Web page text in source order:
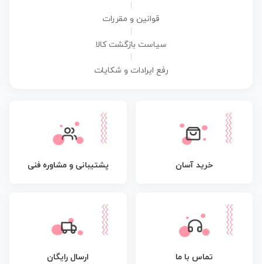
قوانین و مقررات
سیاست بازگشت کالا
رفع ایرادات و شکایات
خرید آسان پشتیبانی و مشاوره فنی
تماس با ما ارسال رایگان